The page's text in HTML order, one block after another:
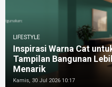
LIFESTYLE
Inspirasi Warna Cat
Tampilan Bangunan
Menarik
Kamis, 30 Jul 2026 10:17